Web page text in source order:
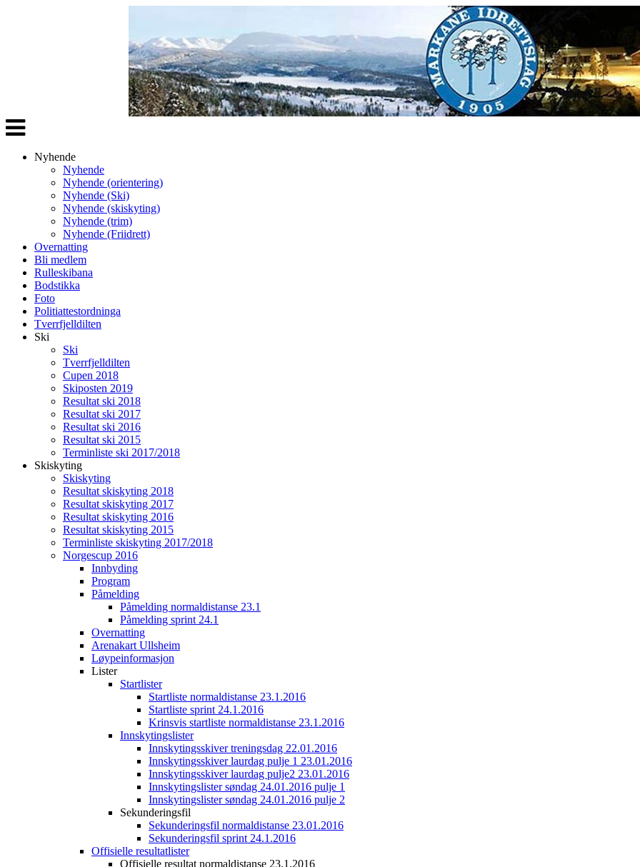
Veksle
navigasjon
Nyhende
Nyhende
Nyhende (orientering)
Nyhende (Ski)
Nyhende (skiskyting)
Nyhende (trim)
Nyhende (Friidrett)
Overnatting
Bli medlem
Rulleskibana
Bodstikka
Foto
Politiattestordninga
Tverrfjelldilten
Ski
Ski
Tverrfjelldilten
Cupen 2018
Skiposten 2019
Resultat ski 2018
Resultat ski 2017
Resultat ski 2016
Resultat ski 2015
Terminliste ski 2017/2018
Skiskyting
Skiskyting
Resultat skiskyting 2018
Resultat skiskyting 2017
Resultat skiskyting 2016
Resultat skiskyting 2015
Terminliste skiskyting 2017/2018
Norgescup 2016
Innbyding
Program
Påmelding
Påmelding normaldistanse 23.1
Påmelding sprint 24.1
Overnatting
Arenakart Ullsheim
Løypeinformasjon
Lister
Startlister
Startliste normaldistanse 23.1.2016
Startliste sprint 24.1.2016
Krinsvis startliste normaldistanse 23.1.2016
Innskytingslister
Innskytingsskiver treningsdag 22.01.2016
Innskytingsskiver laurdag pulje 1 23.01.2016
Innskytingsskiver laurdag pulje2 23.01.2016
Innskytingslister søndag 24.01.2016 pulje 1
Innskytingslister søndag 24.01.2016 pulje 2
Sekunderingsfil
Sekunderingsfil normaldistanse 23.01.2016
Sekunderingsfil sprint 24.1.2016
Offisielle resultatlister
Offisielle resultat normaldistanse 23.1.2016